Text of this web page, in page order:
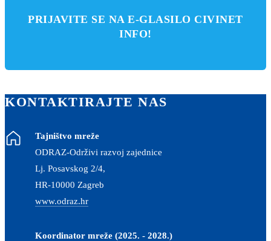
PRIJAVITE SE NA E-GLASILO CIVINET
INFO!
KONTAKTIRAJTE NAS
Tajništvo mreže
ODRAZ-Održivi razvoj zajednice
Lj. Posavskog 2/4,
HR-10000 Zagreb
www.odraz.hr
Koordinator mreže (2025. - 2028.)